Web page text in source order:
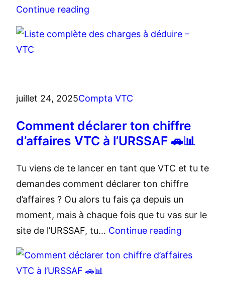
Continue reading
juillet 24, 2025Compta VTC
Comment déclarer ton chiffre
d’affaires VTC à l’URSSAF 🚗📊
Tu viens de te lancer en tant que VTC et tu te
demandes comment déclarer ton chiffre
d’affaires ? Ou alors tu fais ça depuis un
moment, mais à chaque fois que tu vas sur le
site de l’URSSAF, tu… Continue reading